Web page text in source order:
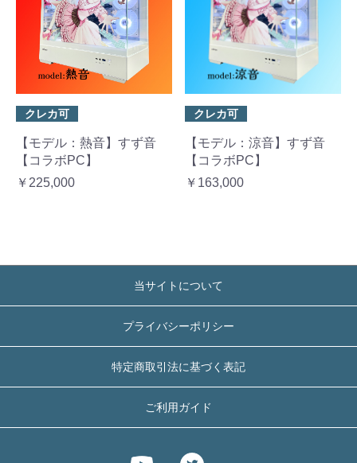
クレカ可
【モデル：熱音】すず音
【コラボPC】
￥225,000
クレカ可
【モデル：涼音】すず音
【コラボPC】
￥163,000
当サイトについて
プライバシーポリシー
特定商取引法に基づく表記
ご利用ガイド